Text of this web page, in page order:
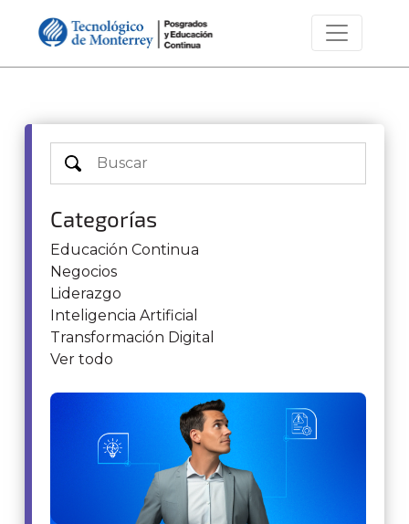
Categorías
Educación Continua
Negocios
Liderazgo
Inteligencia Artificial
Transformación Digital
Ver todo